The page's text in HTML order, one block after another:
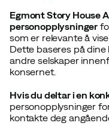
Egmont Story House
personopplysninger
som er relevante å
Dette baseres på
andre selskaper
konsernet.
Hvis du deltar i en
personopplysninger
kontakte deg